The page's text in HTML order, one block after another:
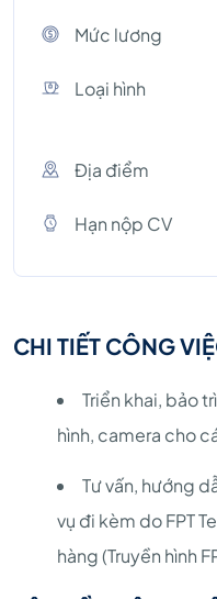
Mức lương
Loại hình
Địa điểm
Hạn nộp CV
CHI TIẾT CÔNG
Triển khai, bảo
hình, camera cho
Tư vấn, hướng
vụ đi kèm do FPT
hàng (Truyền hình